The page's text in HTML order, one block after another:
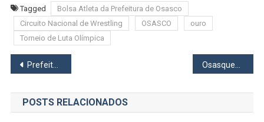
Tagged
Bolsa Atleta da Prefeitura de Osasco
Circuito Nacional de Wrestling
OSASCO
ouro
Torneio de Luta Olímpica
Navegação
de
Post
Prefeito de Osasco anuncia no mutirão “Amor por Osasco” que Emef Osvaldo Quirino Simões passará por obras de manutenção
POSTS RELACIONADOS